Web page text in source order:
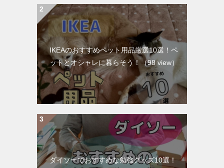
IKEAのおすすめペット用品厳選10選！ペ
ットとオシャレに暮らそう！ （98 view）
ダイソーでおすすめな勉強グッズ10選！